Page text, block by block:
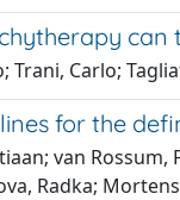
Trani, Carlo;
for the
van
Radka;